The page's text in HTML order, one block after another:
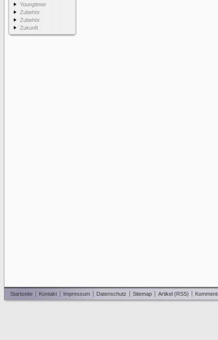
Youngtimer
Zubehör
Zubehör
Zukunft
Startseite Kontakt Impressum Datenschutz Sitemap Artikel (RSS)